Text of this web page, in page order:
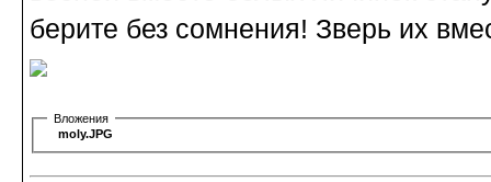
берите без сомнения! Зверь их
Вложения
moly.JPG